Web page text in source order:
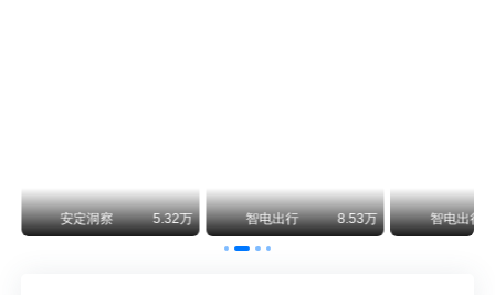
安定洞察 5.32万 智电出行 8.53万 智电出行